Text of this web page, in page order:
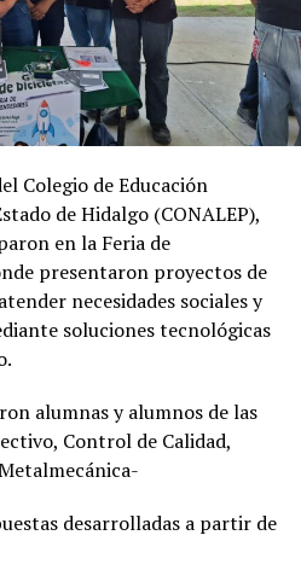
Colegio de Educación
de Hidalgo (CONALEP),
en la Feria de
presentaron proyectos de
necesidades sociales y
soluciones tecnológicas
alumnas y alumnos de las
Control de Calidad,
desarrolladas a partir de